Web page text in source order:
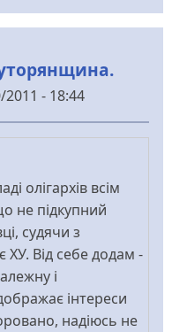
2011 - 18:44
олігархів всім
не підкупний
судячи з
ХУ. Від себе додам -
і
інтереси
надіюсь не